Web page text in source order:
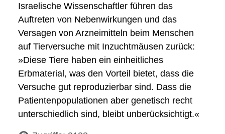
Israelische Wissenschaftler führen das
Auftreten von Nebenwirkungen und das
Versagen von Arzneimitteln beim Menschen
auf Tierversuche mit Inzuchtmäusen zurück:
»Diese Tiere haben ein einheitliches
Erbmaterial, was den Vorteil bietet, dass die
Versuche gut reproduzierbar sind. Dass die
Patientenpopulationen aber genetisch recht
unterschiedlich sind, bleibt unberücksichtigt.«